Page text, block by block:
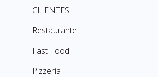
CLIENTES
Restaurante
Fast Food
Pizzería